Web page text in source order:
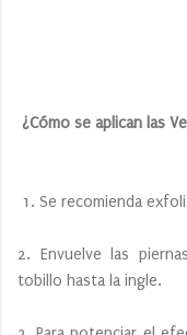
¿Cómo se aplican las
1. Se recomienda
2. Envuelve las
tobillo hasta la ingle.